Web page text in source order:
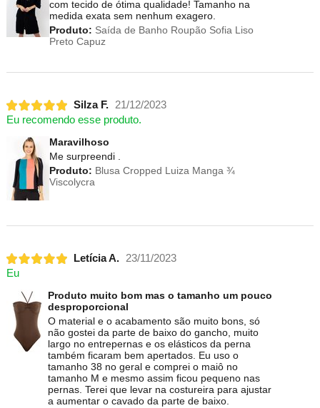
com tecido de ótima qualidade! Tamanho na
medida exata sem nenhum exagero.
Produto: Saída de Banho Roupão Sofia Liso
Preto Capuz
Silza F.
21/12/2023
Eu recomendo esse produto.
Maravilhoso
Me surpreendi .
Produto: Blusa Cropped Luiza Manga ¾
Viscolycra
Letícia A.
23/11/2023
Eu
Produto muito bom mas o tamanho um pouco
desproporcional
O material e o acabamento são muito bons, só
não gostei da parte de baixo do gancho, muito
largo no entrepernas e os elásticos da perna
também ficaram bem apertados. Eu uso o
tamanho 38 no geral e comprei o maiô no
tamanho M e mesmo assim ficou pequeno nas
pernas. Terei que levar na costureira para ajustar
a aumentar o cavado da parte de baixo.